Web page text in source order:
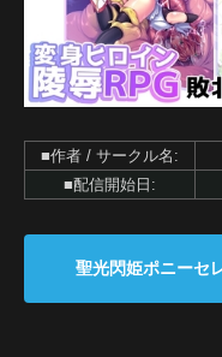
■作者 / サークル名:
■配信開始日:
聖光閃姫ポニー